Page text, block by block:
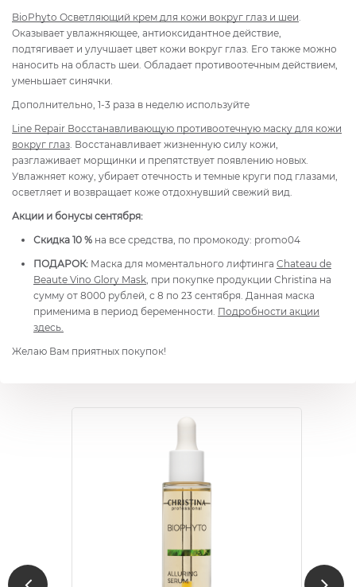
BioPhyto Осветляющий крем для кожи вокруг глаз и шеи
Оказывает увлажняющее, антиоксидантное действие,
подтягивает и улучшает цвет кожи вокруг глаз. Его также можно
наносить на область шеи. Обладает противоотечным действием,
уменьшает синячки.
Дополнительно, 1-3 раза в неделю используйте
Line Repair Восстанавливающую противоотечную маску для кожи
вокруг глаз . Восстанавливает жизненную силу кожи,
разглаживает морщинки и препятствует появлению новых.
Увлажняет кожу, убирает отечность и темные круги под глазами,
осветляет и возвращает коже отдохнувший свежий вид.
Акции и бонусы сентября:
Скидка 10 % на все средства, по промокоду: promo04
ПОДАРОК: Маска для моментального лифтинга Chateau de
Beaute Vino Glory Mask , при покупке продукции Christina на
сумму от 8000 рублей, с 8 по 23 сентября. Данная маска
применима в период беременности. Подробности акции
здесь.
Желаю Вам приятных покупок!